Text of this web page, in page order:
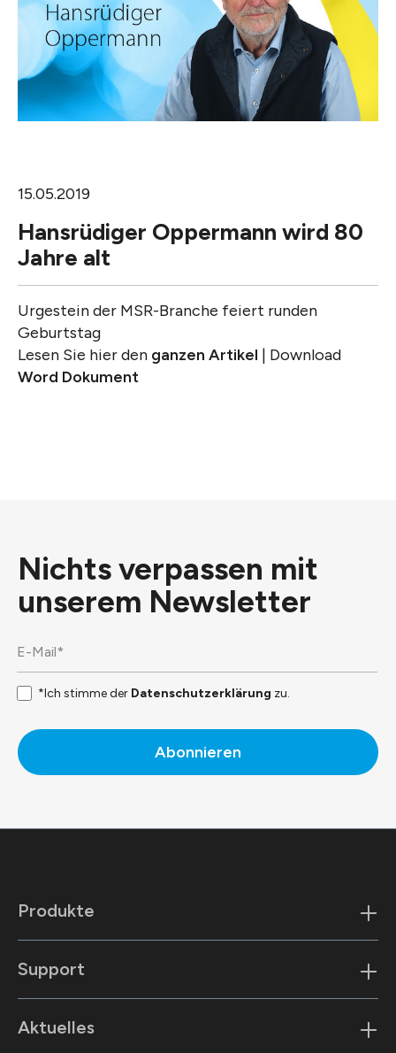
15.05.2019
Hansrüdiger Oppermann wird 80
Jahre alt
Urgestein der MSR-Branche feiert runden
Geburtstag
Lesen Sie hier den ganzen Artikel | Download
Word Dokument
Nichts verpassen mit
unserem Newsletter
*Ich stimme der Datenschutzerklärung zu.
Abonnieren
Produkte
Support
Aktuelles